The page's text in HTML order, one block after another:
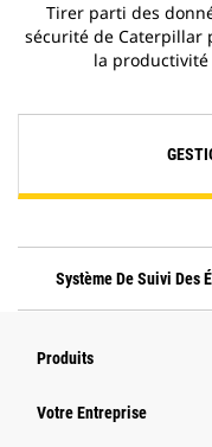
Tirer parti des
sécurité de Caterpillar
la
Système De Suivi Des
Produits
Votre Entreprise